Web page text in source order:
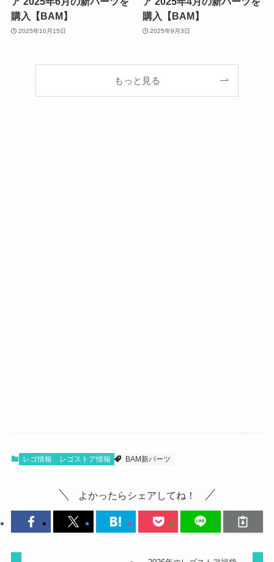
購入【BAM】
2025年10月15日
購入【BAM】
2025年9月3日
もっと見る
レゴ情報 レゴストア情報 BAM新パーツ
よかったらシェアしてね！